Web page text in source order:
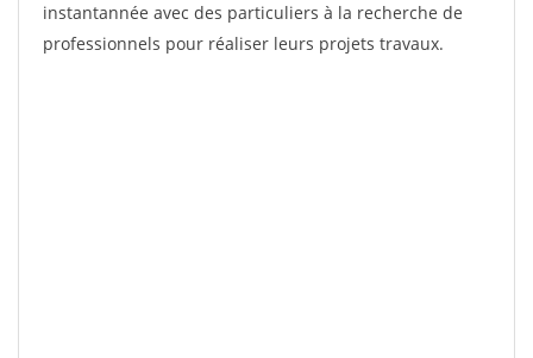
instantannée avec des particuliers à la recherche de
professionnels pour réaliser leurs projets travaux.